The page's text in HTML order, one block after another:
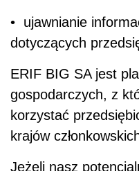
• ujawnianie
dotyczących
ERIF BIG SA jest
gospodarczych, z
korzystać
krajów
Jeżeli nasz